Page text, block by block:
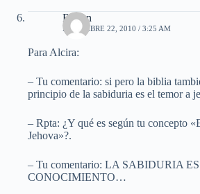
Ruben
DICIEMBRE 22, 2010 / 3:25 AM
Para Alcira:
– Tu comentario: si pero la biblia
principio de la sabiduria es el temor a
– Rpta: ¿Y qué es según tu concepto
Jehova»?.
– Tu comentario: LA SABIDURIA
CONOCIMIENTO…